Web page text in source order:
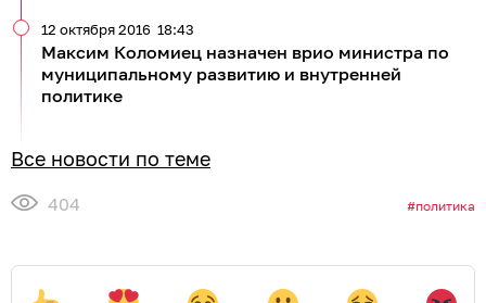
Максим Коломиец назначен врио министра по
муниципальному развитию и внутренней
политике
12 октября 2016 18:43
Все новости по теме
404 политика